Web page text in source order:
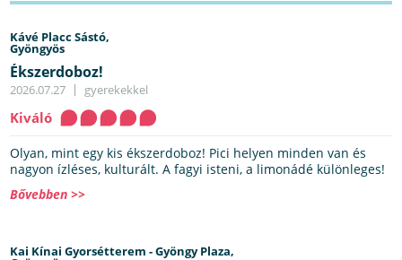
Kávé Placc Sástó,
Gyöngyös
Ékszerdoboz!
2026.07.27 gyerekekkel
Kiváló
Olyan, mint egy kis ékszerdoboz! Pici helyen minden van és
nagyon ízléses, kulturált. A fagyi isteni, a limonádé különleges!
Bővebben >>
Kai Kínai Gyorsétterem - Gyöngy Plaza,